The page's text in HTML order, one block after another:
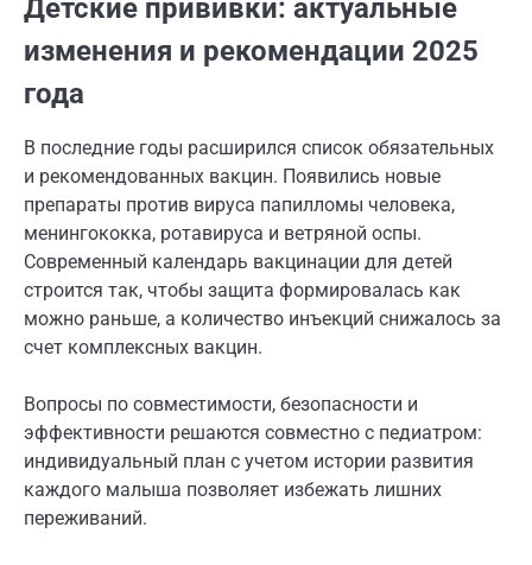
Детские прививки: актуальные
изменения и рекомендации 2025
года
В последние годы расширился список обязательных
и рекомендованных вакцин. Появились новые
препараты против вируса папилломы человека,
менингококка, ротавируса и ветряной оспы.
Современный календарь вакцинации для детей
строится так, чтобы защита формировалась как
можно раньше, а количество инъекций снижалось за
счет комплексных вакцин.
Вопросы по совместимости, безопасности и
эффективности решаются совместно с педиатром:
индивидуальный план с учетом истории развития
каждого малыша позволяет избежать лишних
переживаний.